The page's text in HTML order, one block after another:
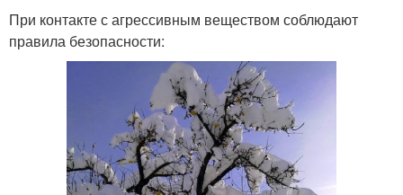
При контакте с агрессивным веществом соблюдают
правила безопасности: